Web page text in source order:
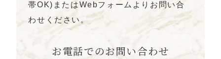
帯OK) またはWebフォームよりお問い合
わせください。
お電話でのお問い合わせ